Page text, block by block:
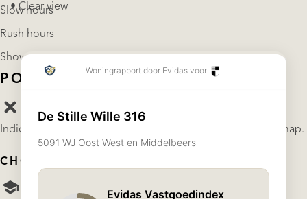
• Clear view
Slow hours
Rush hours
Show results
POINTS OF INTEREST
Indicate which points of interest you want to show on the map.
CHOOSE YOUR POINTS OF INTEREST